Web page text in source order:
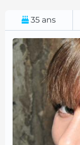
35 ans